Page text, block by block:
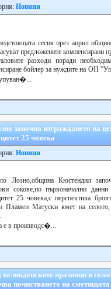
Новини
сесия през април
предложените компенсирани
разходи поради
бойлер за нуждите на ОП
започна изграждането на
25 човека
Новини
Лозно,община Кюстендил
сокове,по първоначални
25 човека,с перспектива
Пламен Матуски кмет на селото,
е в производс�...
великденските празници в
почистването на сметищата